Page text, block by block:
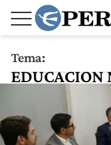
Tema:
EDUCACION
EMPRESARIO